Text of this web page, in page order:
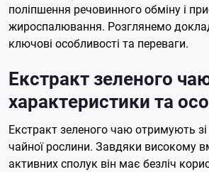
поліпшення речовинного обміну і
жироспалювання. Розглянемо
ключові особливості та переваги.
Екстракт зеленого
характеристики та
Екстракт зеленого чаю отримують зі
чайної рослини. Завдяки високому
активних сполук він має безліч